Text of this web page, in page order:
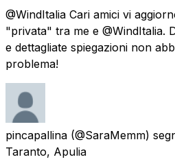
@WindItalia Cari amici vi
"privata" tra me e @WindItalia.
e dettagliate spiegazioni non
problema!
pincapallina (@SaraMemm)
Taranto, Apulia